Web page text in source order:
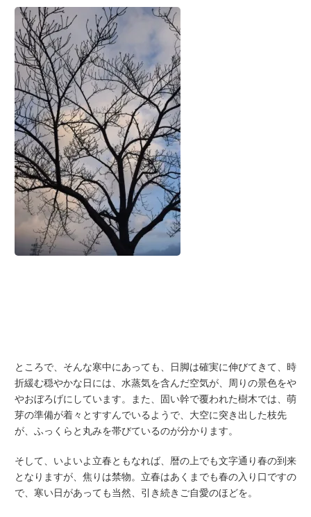
ところで、そんな寒中にあっても、日脚は確実に伸びてきて、時
折緩む穏やかな日には、水蒸気を含んだ空気が、周りの景色をや
やおぼろげにしています。また、固い幹で覆われた樹木では、萌
芽の準備が着々とすすんでいるようで、大空に突き出した枝先
が、ふっくらと丸みを帯びているのが分かります。
そして、いよいよ立春ともなれば、暦の上でも文字通り春の到来
となりますが、焦りは禁物。立春はあくまでも春の入り口ですの
で、寒い日があっても当然、引き続きご自愛のほどを。